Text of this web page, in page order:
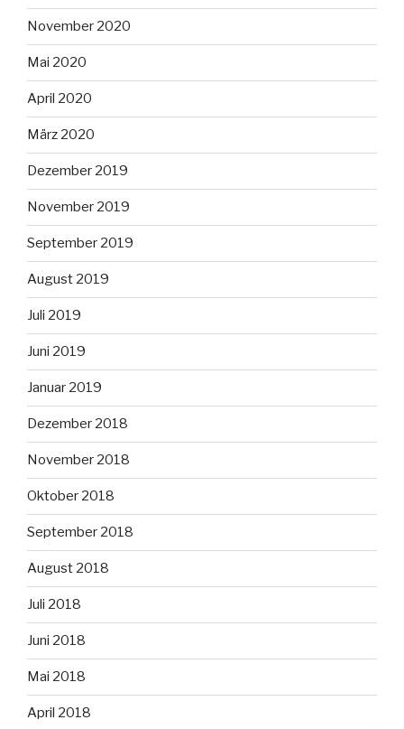
November 2020
Mai 2020
April 2020
März 2020
Dezember 2019
November 2019
September 2019
August 2019
Juli 2019
Juni 2019
Januar 2019
Dezember 2018
November 2018
Oktober 2018
September 2018
August 2018
Juli 2018
Juni 2018
Mai 2018
April 2018